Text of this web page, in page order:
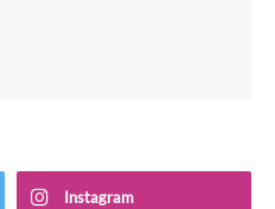
Instagram